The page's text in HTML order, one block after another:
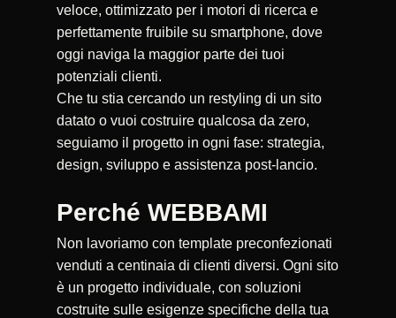
veloce, ottimizzato per i motori di ricerca e
perfettamente fruibile su smartphone, dove
oggi naviga la maggior parte dei tuoi
potenziali clienti.
Che tu stia cercando un restyling di un sito
datato o vuoi costruire qualcosa da zero,
seguiamo il progetto in ogni fase: strategia,
design, sviluppo e assistenza post-lancio.
Perché WEBBAMI
Non lavoriamo con template preconfezionati
venduti a centinaia di clienti diversi. Ogni sito
è un progetto individuale, con soluzioni
costruite sulle esigenze specifiche della tua